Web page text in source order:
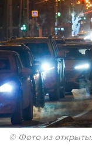
© Фото из